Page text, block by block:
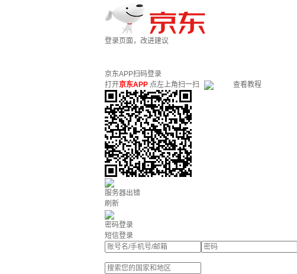
登录页面，改进建议
京东APP扫码登录
打开京东APP 点左上角扫一扫 查看教程
服务器出错
刷新
密码登录
短信登录